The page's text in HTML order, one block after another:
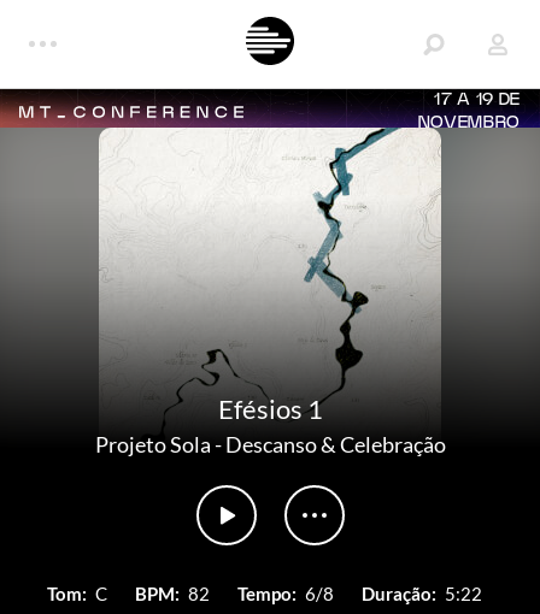
17 A 19 DE
NOVEMBRO
Efésios 1
Projeto Sola-Descanso & Celebração
Tom: C BPM: 82 Tempo: 6/8 Duração: 5:22